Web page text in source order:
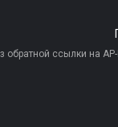
обратной ссылки на